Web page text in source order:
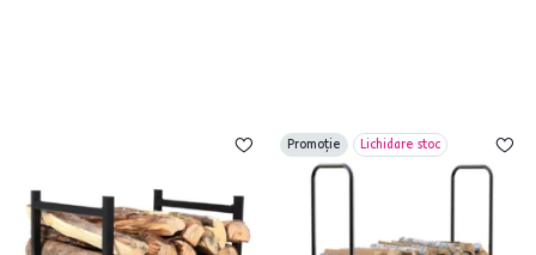
Promoție Lichidare stoc